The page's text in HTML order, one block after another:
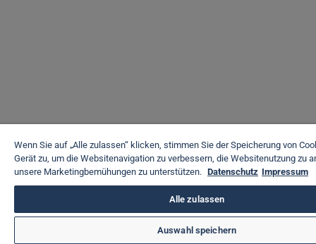
Wenn Sie auf „Alle zulassen“ klicken, stimmen Sie der Speicherung von
Gerät zu, um die Websitenavigation zu verbessern, die Websitenutzung zu
unsere Marketingbemühungen zu unterstützen. Datenschutz Impressum
Alle zulassen
Auswahl speichern